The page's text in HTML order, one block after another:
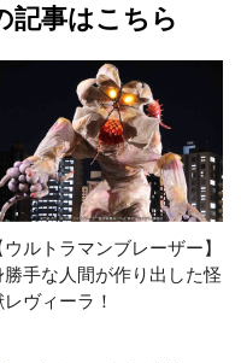
記事はこちら
ウルトラマンブレーザー】
勝手な人間が作り出した怪
ヴィーラ！